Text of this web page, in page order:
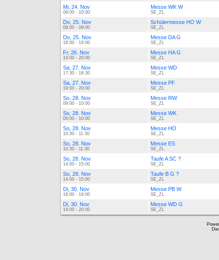
Mi, 24. Nov
09:00 - 10:00
Messe WK W
SE_ZL
Do, 25. Nov
08:00 - 09:00
Schülermesse HO W
SE_ZL
Do, 25. Nov
18:00 - 19:00
Messe DA G
SE_ZL
Fr, 26. Nov
19:00 - 20:00
Messe HA G
SE_ZL
Sa, 27. Nov
17:30 - 18:30
Messe WD
SE_ZL
Sa, 27. Nov
19:00 - 20:00
Messe PF
SE_ZL
So, 28. Nov
09:00 - 10:00
Messe RW
SE_ZL
So, 28. Nov
09:00 - 10:00
Messe WK
SE_ZL
So, 28. Nov
10:30 - 11:30
Messe HO
SE_ZL
So, 28. Nov
10:30 - 11:30
Messe ES
SE_ZL
So, 28. Nov
14:00 - 15:00
Taufe A SC ?
SE_ZL
So, 28. Nov
14:00 - 15:00
Taufe B G ?
SE_ZL
Di, 30. Nov
18:00 - 19:00
Messe PB W
SE_ZL
Di, 30. Nov
19:00 - 20:00
Messe WD G
SE_ZL